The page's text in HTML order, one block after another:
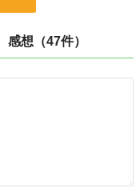
感想（47件）